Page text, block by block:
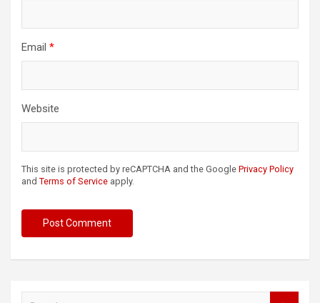
Email *
Website
This site is protected by reCAPTCHA and the Google Privacy Policy
and Terms of Service apply.